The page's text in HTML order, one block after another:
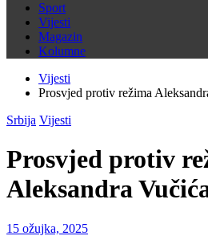
Sport
Vijesti
Magazin
Kolumne
Vijesti
Prosvjed protiv režima
Srbija Vijesti
Prosvjed protiv
Aleksandra
15 ožujka, 2025